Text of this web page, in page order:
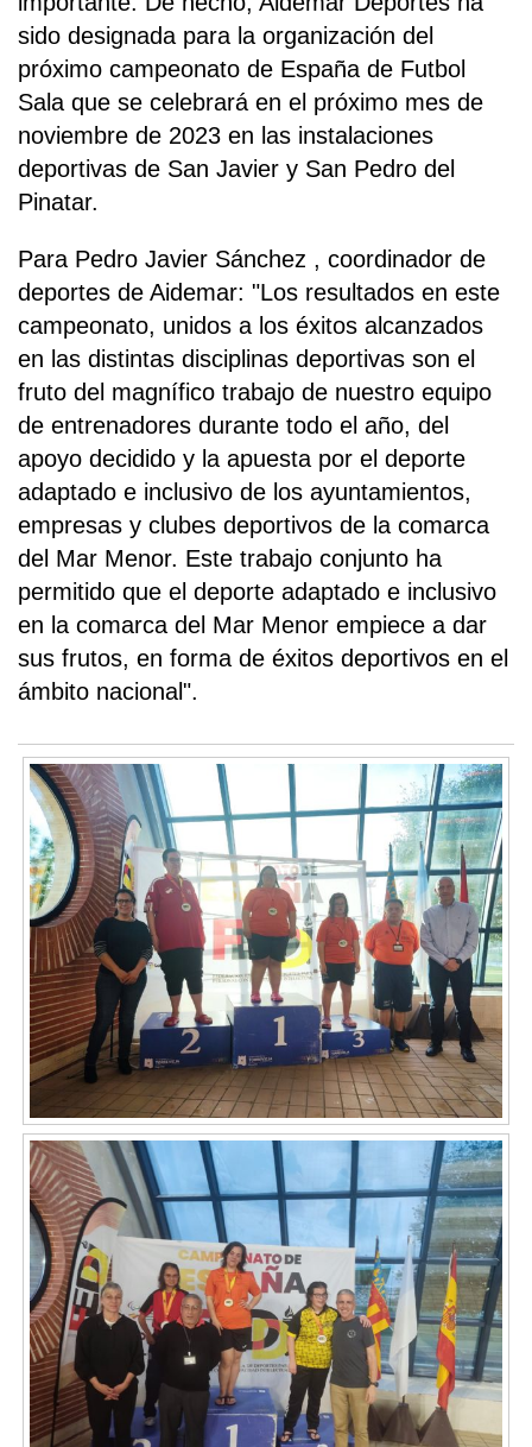
sido designada para la organización del
próximo campeonato de España de Futbol
Sala que se celebrará en el próximo mes de
noviembre de 2023 en las instalaciones
deportivas de San Javier y San Pedro del
Pinatar.
Para Pedro Javier Sánchez , coordinador de
deportes de Aidemar: "Los resultados en este
campeonato, unidos a los éxitos alcanzados
en las distintas disciplinas deportivas son el
fruto del magnífico trabajo de nuestro equipo
de entrenadores durante todo el año, del
apoyo decidido y la apuesta por el deporte
adaptado e inclusivo de los ayuntamientos,
empresas y clubes deportivos de la comarca
del Mar Menor. Este trabajo conjunto ha
permitido que el deporte adaptado e inclusivo
en la comarca del Mar Menor empiece a dar
sus frutos, en forma de éxitos deportivos en el
ámbito nacional".